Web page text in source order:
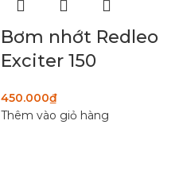
Bơm nhớt Redleo
Exciter 150
450.000₫
Thêm vào giỏ hàng